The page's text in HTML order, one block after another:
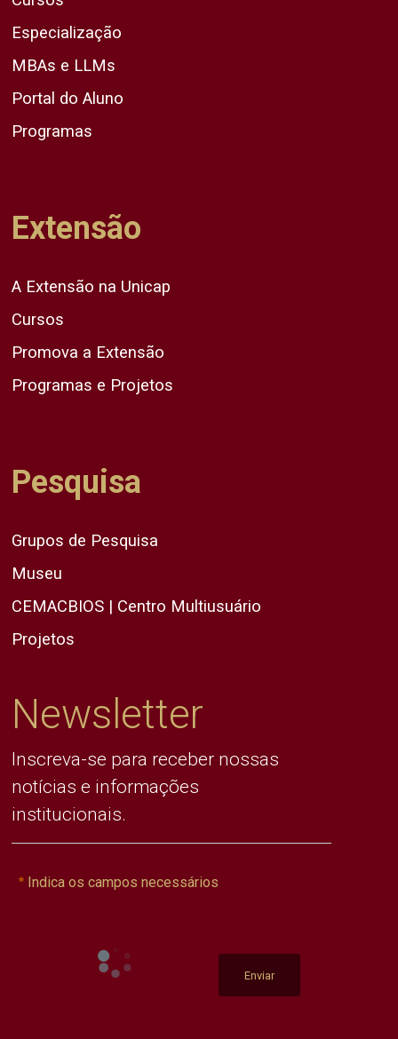
Especialização
MBAs e LLMs
Portal do Aluno
Programas
Extensão
A Extensão na Unicap
Cursos
Promova a Extensão
Programas e Projetos
Pesquisa
Grupos de Pesquisa
Museu
CEMACBIOS | Centro Multiusuário
Projetos
Newsletter
Inscreva-se para receber nossas
notícias e informações
institucionais.
Indica os campos necessários
Enviar